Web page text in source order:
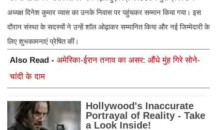
अध्यक्ष दिनेश कुमार व्यास का उनके निवास पर पहुंचकर सम्मान किया गया। इस
दौरान संस्था के सदस्यों ने उन्हें शॉल ओढ़ाकर सम्मानित किया और नई जिम्मेदारी के
लिए शुभकामनाएं प्रेषित कीं।
Also Read - अमेरिका-ईरान तनाव का असर: औंधे मुंह गिरे सोने-
चांदी के दाम